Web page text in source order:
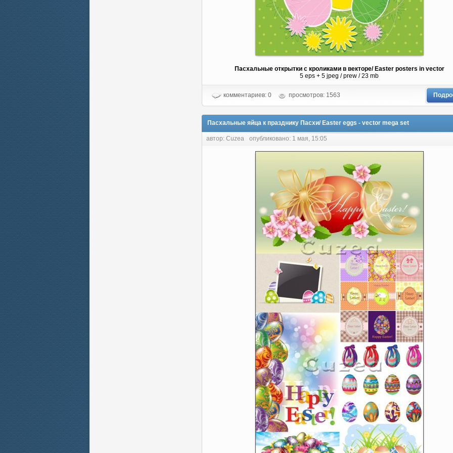
Пасхальные открытки с кроликами в векторе/ Easter posters in vector
5 eps + 5 jpeg / prew / 23 mb
комментариев: 0 просмотров: 1563
Пасхальные яйца к празднику Пасхи/ Easter eggs - vector mega set
автор: Cuzea опубликовано: 1 мая, 15:05